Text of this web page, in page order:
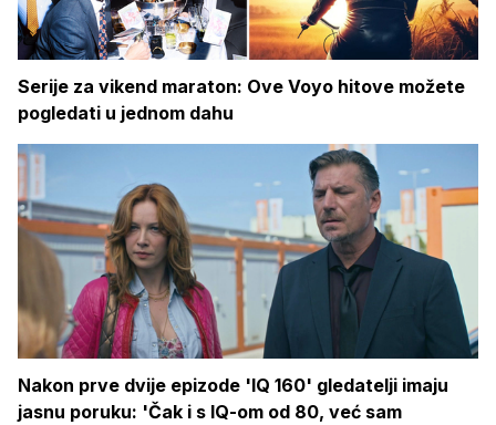
Serije za vikend maraton: Ove Voyo hitove možete
pogledati u jednom dahu
Nakon prve dvije epizode 'IQ 160' gledatelji imaju
jasnu poruku: 'Čak i s IQ-om od 80, već sam